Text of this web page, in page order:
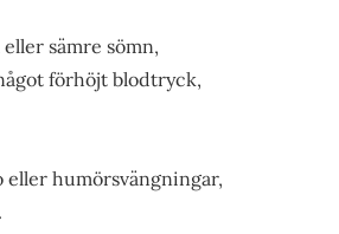
sämre sömn,
förhöjt blodtryck,
humörsvängningar,